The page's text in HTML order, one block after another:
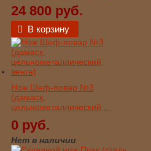
24 800 руб.
В корзину
Нож Шеф-повар №3
(дамаск,
цельнометаллический;...
0 руб.
Нет в наличии